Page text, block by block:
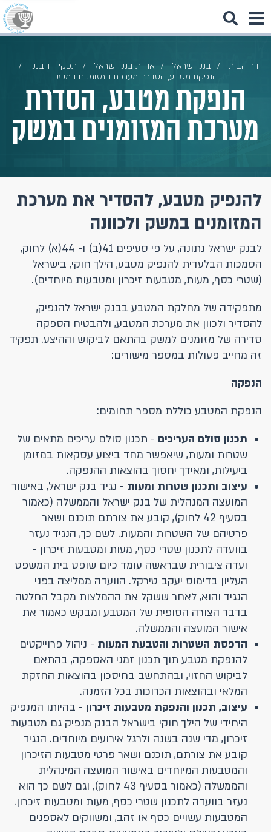
דף הבית בנק ישראל אודות בנק ישראל
תפקידי הבנק
הנפקת מטבע, הסדרת מערכת המזומנים במשק
הנפקת מטבע, הסדרת
מערכת המזומנים במשק
להנפיק מטבע, להסדיר את מערכת
המזומנים במשק ולכוונה
לבנק ישראל נתונה, על פי סעיפים 41(ב) ו- 44(א) לחוק,
הסמכות הבלעדית להנפיק מטבע, הילך חוקי, בישראל
(שטרי כסף, מעות, מטבעות זיכרון ומטבעות מיוחדים).
מתפקידה של מחלקת המטבע בבנק ישראל להנפיק,
להסדיר ולכוון את מערכת המטבע, ולהבטיח הספקה
סדירה של מזומנים למשק בהתאם לביקוש וההיצע. תפקיד
זה מחייב פעולות במספר מישורים:
הנפקה
הנפקת המטבע כוללת מספר תחומים:
תכנון סולם העריכים - תכנון סולם עריכים מתאים של
שטרות ומעות, שיאפשר מחד ביצוע עסקאות במזומן
ביעילות, ומאידך יחסוך בהוצאות ההנפקה.
עיצוב ותכנון שטרות ומעות - נגיד בנק ישראל, באישור
המועצה המנהלית של בנק ישראל והממשלה (כאמור
בסעיף 42 לחוק), קובע את צורתם תוכנם ושאר
פרטיהם של השטרות והמעות. לשם כך, הנגיד נעזר
בוועדה לתכנון שטרי כסף, מעות ומטבעות זיכרון -
ועדה ציבורית שבראשה עומד כיום שופט בית המשפט
העליון בדימוס יעקב טירקל. הוועדה ממליצה בפני
הנגיד והוא, לאחר ששקל את ההמלצות מקבל החלטה
בדבר הצורה הסופית של המטבע ומבקש כאמור את
אישור המועצה והממשלה.
הדפסת השטרות והטבעת המעות - ניהול פרוייקטים
להנפקת מטבע תוך תכנון זמני האספקה, בהתאם
לביקוש החזוי, ובהתחשב בחיסכון בהוצאות החזקת
המלאי ובהוצאות הכרוכות בכל הזמנה.
עיצוב, תכנון והנפקת מטבעות זיכרון - בהיותו המנפיק
היחידי של הילך חוקי בישראל הבנק מנפיק גם מטבעות
זיכרון, מדי שנה בשנה ולרגל אירועים מיוחדים. הנגיד
קובע את צורתם, תוכנם ושאר פרטי מטבעות הזיכרון
והמטבעות המיוחדים באישור המועצה המינהלית
והממשלה (כאמור בסעיף 43 לחוק), וגם לשם כך הוא
נעזר בוועדה לתכנון שטרי כסף, מעות ומטבעות זיכרון.
המטבעות עשויים כסף או זהב, ומשווקים לאספנים